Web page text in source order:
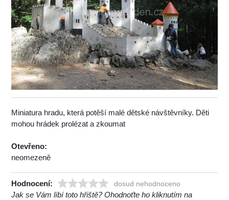
Miniatura hradu, která potěší malé dětské návštěvníky. Děti
mohou hrádek prolézat a zkoumat
Otevřeno:
neomezeně
Hodnocení: dosud nehodnoceno
Jak se Vám líbí toto hřiště? Ohodnoťte ho kliknutím na